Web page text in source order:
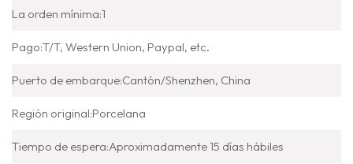
La orden mínima:1
Pago:T/T, Western Union, Paypal, etc.
Puerto de embarque:Cantón/Shenzhen, China
Región original:Porcelana
Tiempo de espera:Aproximadamente 15 días hábiles